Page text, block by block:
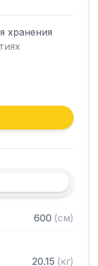
хранения
600 (см)
20.15 (кг)